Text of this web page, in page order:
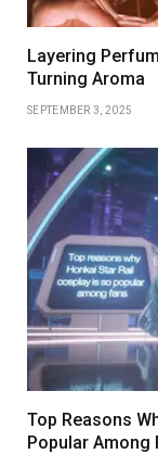
Layering
Turning Aroma
SEPTEMBER 3, 2025
Top Reasons
Popular Among